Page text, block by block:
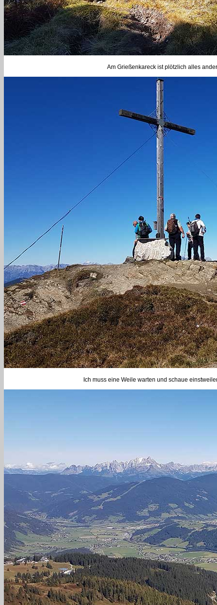
Am Grießenkareck ist plötzlich alles
Ich muss eine Weile warten und schaue